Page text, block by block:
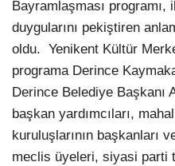
Bayramlaşması
duygularını pekiştiren
oldu. Yenikent Kültür
programa Derince
Derince Belediye Başkanı
başkan yardımcıları,
kuruluşlarının başkanları
meclis üyeleri, siyasi parti